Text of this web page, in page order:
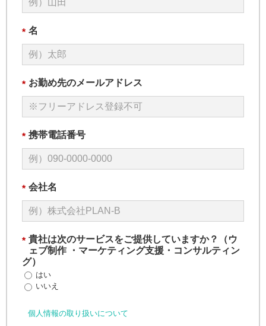
* 名
* お勤め先のメールアドレス
* 携帯電話番号
* 会社名
* 貴社は次のサービスをご提供していますか？（ウ
ェブ制作 ・マーケティング支援・コンサルティン
グ）
はい
いいえ
個人情報の取り扱いについて